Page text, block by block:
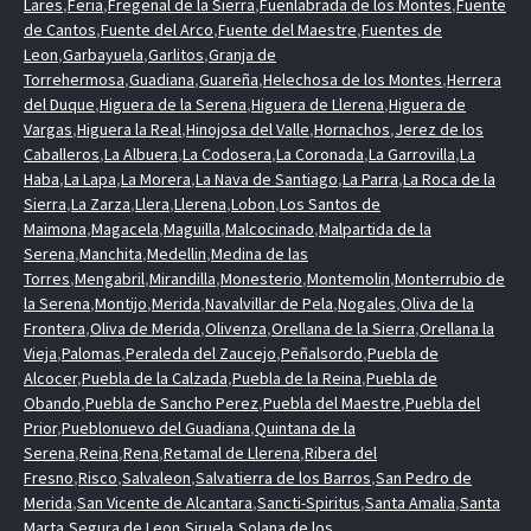
Lares,Feria,Fregenal de la Sierra,Fuenlabrada de los Montes,Fuente
de Cantos,Fuente del Arco,Fuente del Maestre,Fuentes de
Leon,Garbayuela,Garlitos,Granja de
Torrehermosa,Guadiana,Guareña,Helechosa de los Montes,Herrera
del Duque,Higuera de la Serena,Higuera de Llerena,Higuera de
Vargas,Higuera la Real,Hinojosa del Valle,Hornachos,Jerez de los
Caballeros,La Albuera,La Codosera,La Coronada,La Garrovilla,La
Haba,La Lapa,La Morera,La Nava de Santiago,La Parra,La Roca de la
Sierra,La Zarza,Llera,Llerena,Lobon,Los Santos de
Maimona,Magacela,Maguilla,Malcocinado,Malpartida de la
Serena,Manchita,Medellin,Medina de las
Torres,Mengabril,Mirandilla,Monesterio,Montemolin,Monterrubio de
la Serena,Montijo,Merida,Navalvillar de Pela,Nogales,Oliva de la
Frontera,Oliva de Merida,Olivenza,Orellana de la Sierra,Orellana la
Vieja,Palomas,Peraleda del Zaucejo,Peñalsordo,Puebla de
Alcocer,Puebla de la Calzada,Puebla de la Reina,Puebla de
Obando,Puebla de Sancho Perez,Puebla del Maestre,Puebla del
Prior,Pueblonuevo del Guadiana,Quintana de la
Serena,Reina,Rena,Retamal de Llerena,Ribera del
Fresno,Risco,Salvaleon,Salvatierra de los Barros,San Pedro de
Merida,San Vicente de Alcantara,Sancti-Spiritus,Santa Amalia,Santa